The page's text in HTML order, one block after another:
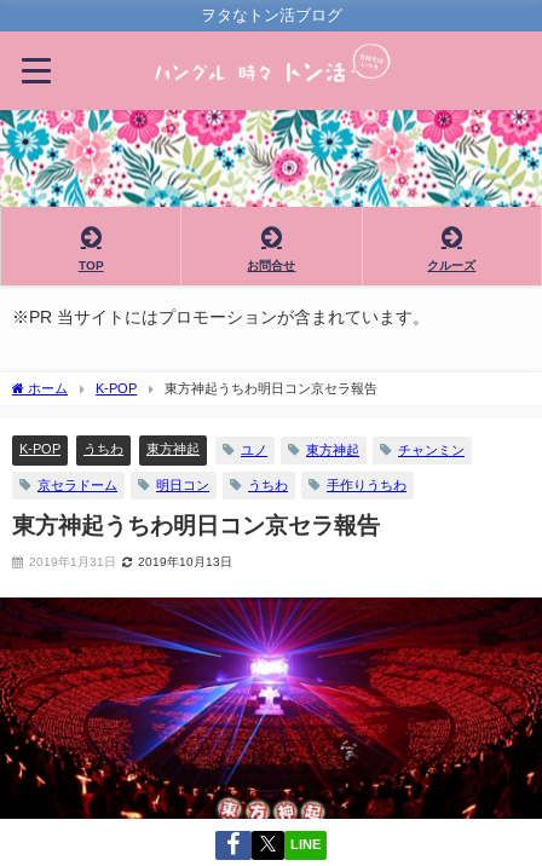
ヲタなトン活ブログ
TOP お問合せ クルーズ
※PR 当サイトにはプロモーションが含まれています。
ホーム K-POP 東方神起うちわ明日コン京セラ報告
K-POP うちわ 東方神起 ユノ 東方神起 チャンミン
京セラドーム 明日コン うちわ 手作りうちわ
東方神起うちわ明日コン京セラ報告
2019年1月31日 2019年10月13日
LINE